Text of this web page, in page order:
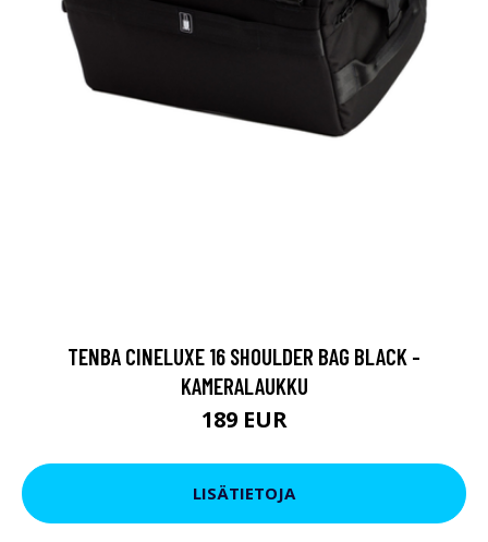
TENBA CINELUXE 16 SHOULDER BAG BLACK -
KAMERALAUKKU
189 EUR
LISÄTIETOJA